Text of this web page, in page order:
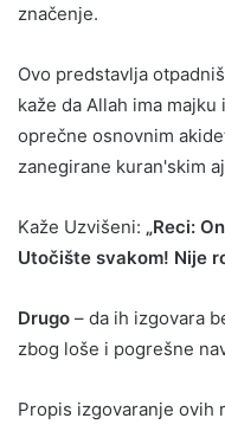
značenje.
Ovo predstavlja
kaže da Allah ima
oprečne osnovnim
zanegirane kuran'skim
Kaže Uzvišeni: „Reci:
Utočište svakom! Nije
Drugo – da ih izgovara
zbog loše i pogrešne
Propis izgovaranje ovih